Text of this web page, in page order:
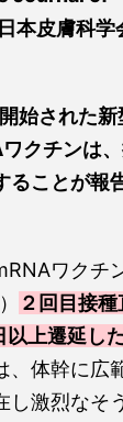
本皮膚科学
始された新
クチンは
ることが報
ワクチ
２回目接
以上遷延し
、体幹に広
し激烈なそ